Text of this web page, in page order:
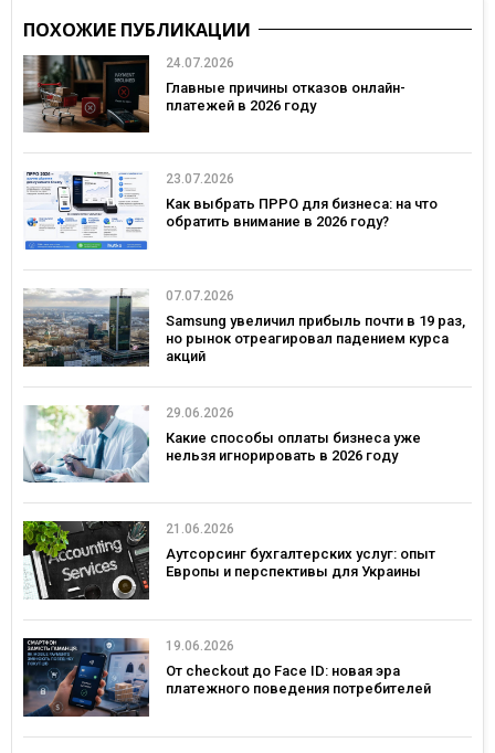
ПОХОЖИЕ ПУБЛИКАЦИИ
24.07.2026
Главные причины отказов онлайн-
платежей в 2026 году
23.07.2026
Как выбрать ПРРО для бизнеса: на что
обратить внимание в 2026 году?
07.07.2026
Samsung увеличил прибыль почти в 19 раз,
но рынок отреагировал падением курса
акций
29.06.2026
Какие способы оплаты бизнеса уже
нельзя игнорировать в 2026 году
21.06.2026
Аутсорсинг бухгалтерских услуг: опыт
Европы и перспективы для Украины
19.06.2026
От checkout до Face ID: новая эра
платежного поведения потребителей